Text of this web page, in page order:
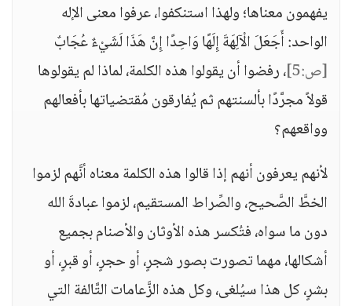
يفهمون معناها؛ ولهذا استنكفوا، عرفوا معنى الإله
الواحد: أَجَعَلَ الْآلِهَةَ إِلَهًا وَاحِدًا إِنَّ هَذَا لَشَيْءٌ عُجَابٌ
[ص:5] ، رفضوا أن يقولوا هذه الكلمة، لماذا لم يقولوها
قولاً مجرَّدًا بألسنتهم ثم يُفارقون مُقتضياتها بأفعالهم
وواقعهم؟
لأنهم يعرفون أنهم إذا قالوا هذه الكلمة معناه أنَّهم لزموا
الخطَّ الصَّحيح، والصِّراط المستقيم، لزموا عبادةَ الله
دون ما سواه، فتُكسر هذه الأوثان والأصنام بجميع
أشكالها، مهما تصورت بصور شجرٍ، أو حجرٍ، أو قبرٍ، أو
بشرٍ، كل هذا سيُلغى، وكل هذه الزَّعامات التَّالفة التي